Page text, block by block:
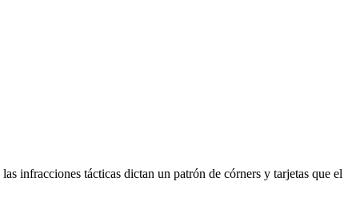
infracciones tácticas dictan un patrón de córners y tarjetas que el